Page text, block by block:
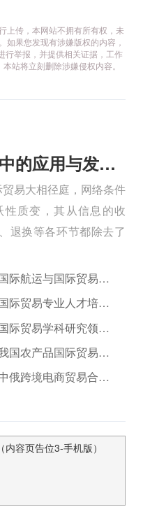
上传，本网站不拥有所有权，未
如果您发现有涉嫌版权的内容，
举报，并提供相关证据，工作
站将立刻删除涉嫌侵权内容。
电子商务在国际贸易中的应用与发展措施
大相径庭，网络条件
质变，其从信息的收
退换等各环节都除去了
国际航运与国际贸易的发展研究
国际贸易专业人才培养改革研究
国际贸易学科研究领域与方向的拓展
我国农产品国际贸易的发展路径选择
中俄跨境电商贸易合作的现状与深化建议
容页告位3-手机版）